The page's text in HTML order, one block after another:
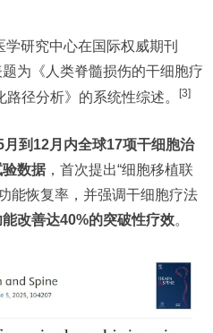
研究中心在国际权威期刊
为《人类脊髓损伤的干细胞疗
径分析》的系统性综述。
[3]
月到12月内全球17项干细胞治
数据，首次提出“细胞移植联
能恢复率，并强调干细胞疗法
改善达40%的突破性疗效。